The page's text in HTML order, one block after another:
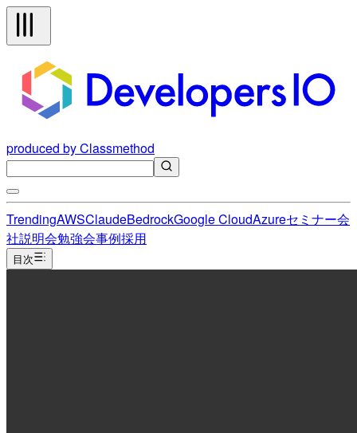
produced by Classmethod
TrendingAWSClaudeBedrockGoogle CloudAzureセミナー会
社説明会勉強会事例採用
目次